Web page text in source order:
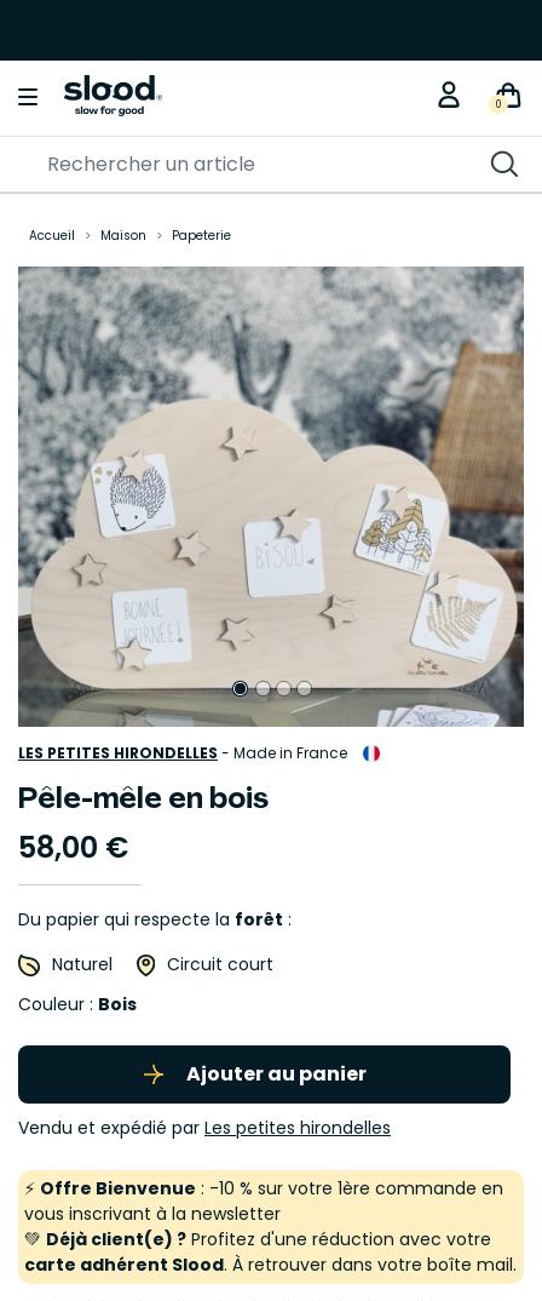
0
Accueil Maison Papeterie
LES PETITES HIRONDELLES - Made in France
Pêle-mêle en bois
58,00 €
Du papier qui respecte la forêt :
Naturel
Circuit court
Couleur : Bois
Ajouter au panier
Vendu et expédié par Les petites hirondelles
⚡ Offre Bienvenue : -10 % sur votre 1ère commande en
vous inscrivant à la newsletter
💚 Déjà client(e) ? Profitez d'une réduction avec votre
carte adhérent Slood. À retrouver dans votre boîte mail.